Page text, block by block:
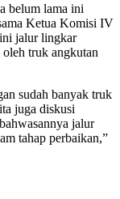
belum lama ini
Ketua Komisi IV
jalur lingkar
oleh truk angkutan
sudah banyak truk
juga diskusi
jalur
tahap perbaikan,”